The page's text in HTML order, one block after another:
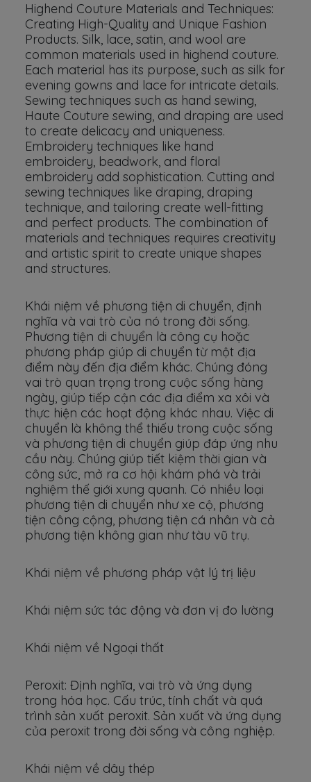
Highend Couture Materials and Techniques:
Creating High-Quality and Unique Fashion
Products. Silk, lace, satin, and wool are
common materials used in highend couture.
Each material has its purpose, such as silk for
evening gowns and lace for intricate details.
Sewing techniques such as hand sewing,
Haute Couture sewing, and draping are used
to create delicacy and uniqueness.
Embroidery techniques like hand
embroidery, beadwork, and floral
embroidery add sophistication. Cutting and
sewing techniques like draping, draping
technique, and tailoring create well-fitting
and perfect products. The combination of
materials and techniques requires creativity
and artistic spirit to create unique shapes
and structures.
Khái niệm về phương tiện di chuyển, định
nghĩa và vai trò của nó trong đời sống.
Phương tiện di chuyển là công cụ hoặc
phương pháp giúp di chuyển từ một địa
điểm này đến địa điểm khác. Chúng đóng
vai trò quan trọng trong cuộc sống hàng
ngày, giúp tiếp cận các địa điểm xa xôi và
thực hiện các hoạt động khác nhau. Việc di
chuyển là không thể thiếu trong cuộc sống
và phương tiện di chuyển giúp đáp ứng nhu
cầu này. Chúng giúp tiết kiệm thời gian và
công sức, mở ra cơ hội khám phá và trải
nghiệm thế giới xung quanh. Có nhiều loại
phương tiện di chuyển như xe cộ, phương
tiện công cộng, phương tiện cá nhân và cả
phương tiện không gian như tàu vũ trụ.
Khái niệm về phương pháp vật lý trị liệu
Khái niệm sức tác động và đơn vị đo lường
Khái niệm về Ngoại thất
Peroxit: Định nghĩa, vai trò và ứng dụng
trong hóa học. Cấu trúc, tính chất và quá
trình sản xuất peroxit. Sản xuất và ứng dụng
của peroxit trong đời sống và công nghiệp.
Khái niệm về dây thép